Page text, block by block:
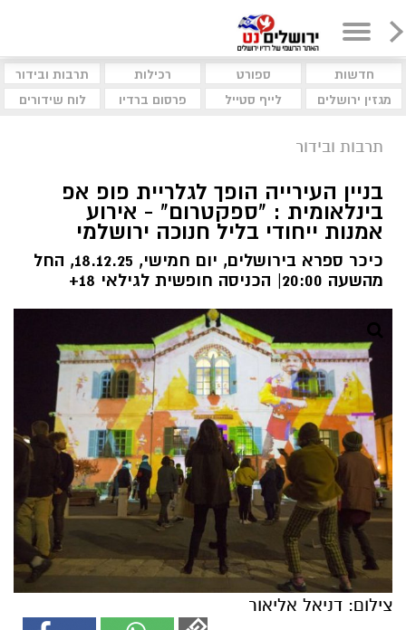
חדשות ספורט רכילות
תרבות ובידור
מגזין ירושלים
לייף סטייל פרסום ברדיו לוח שידורים
תרבות ובידור
בניין העירייה הופך לגלריית פופ אפ
בינלאומית : "ספקטרום" - אירוע
אמנות ייחודי בליל חנוכה ירושלמי
כיכר ספרא בירושלים, יום חמישי, 18.12.25, החל
מהשעה 20:00| הכניסה חופשית לגילאי 18+
צילום: דניאל אליאור